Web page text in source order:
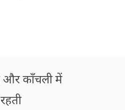
और काँचली में